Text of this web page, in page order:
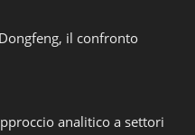
il confronto
analitico a settori